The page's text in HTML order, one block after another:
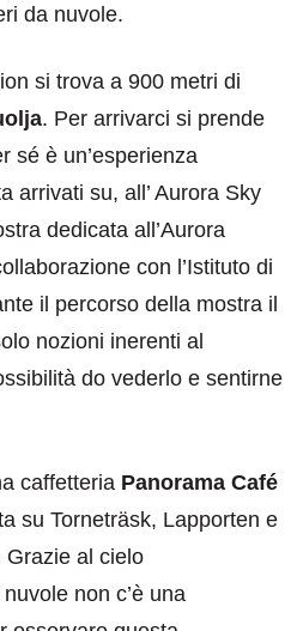
da nuvole.
si trova a 900 metri di
. Per arrivarci si prende
sé è un’esperienza
arrivati su, all’ Aurora Sky
dedicata all’Aurora
con l’Istituto di
il percorso della mostra il
nozioni inerenti al
do vederlo e sentirne
caffetteria Panorama Café
su Torneträsk, Lapporten e
Grazie al cielo
non c’è una